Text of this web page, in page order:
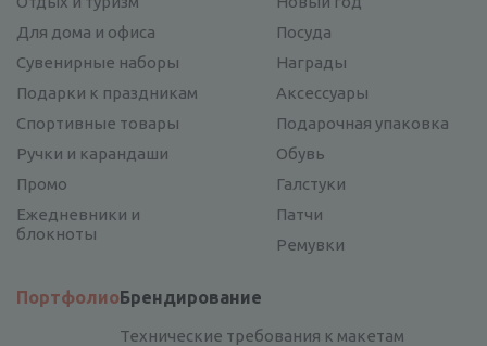
Для дома и офиса
Сувенирные наборы
Подарки к праздникам
Спортивные товары
Ручки и карандаши
Промо
Ежедневники и
блокноты
Посуда
Награды
Аксессуары
Подарочная упаковка
Обувь
Галстуки
Патчи
Ремувки
ПортфолиоБрендирование
Технические требования к макетам